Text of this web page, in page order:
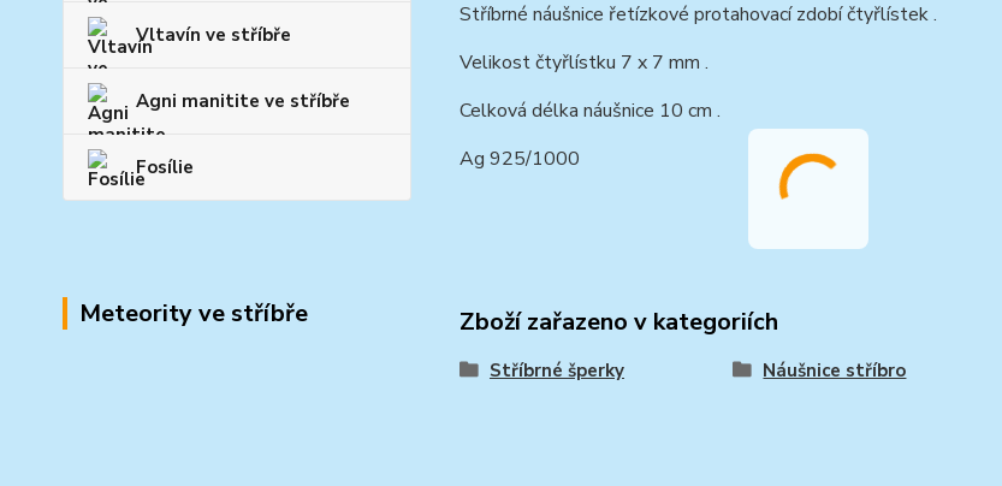
Vltavín ve stříbře
Agni manitite ve stříbře
Fosílie
Meteority ve stříbře
Stříbrné náušnice řetízkové protahovací zdobí čtyřlístek .
Velikost čtyřlístku 7 x 7 mm .
Celková délka náušnice 10 cm .
Ag 925/1000
Zboží zařazeno v kategoriích
Stříbrné šperky Náušnice stříbro